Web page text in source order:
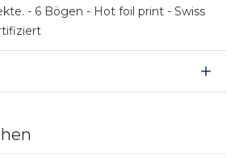
- 6 Bögen - Hot foil print - Swiss